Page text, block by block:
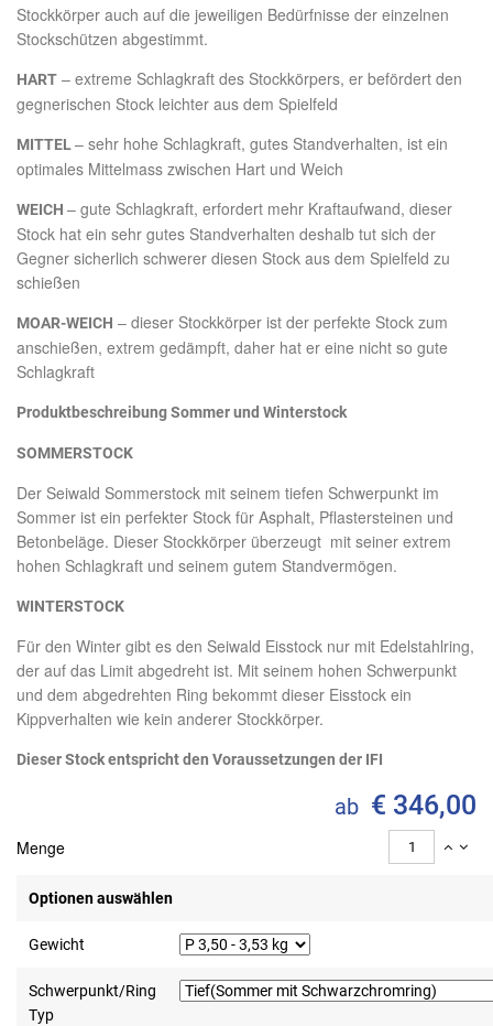
Stockkörper auch auf die jeweiligen Bedürfnisse der einzelnen
Stockschützen abgestimmt.
HART – extreme Schlagkraft des Stockkörpers, er befördert den
gegnerischen Stock leichter aus dem Spielfeld
MITTEL– sehr hohe Schlagkraft, gutes Standverhalten, ist ein
optimales Mittelmass zwischen Hart und Weich
WEICH – gute Schlagkraft, erfordert mehr Kraftaufwand, dieser
Stock hat ein sehr gutes Standverhalten deshalb tut sich der
Gegner sicherlich schwerer diesen Stock aus dem Spielfeld zu
schießen
MOAR-WEICH – dieser Stockkörper ist der perfekte Stock zum
anschießen, extrem gedämpft, daher hat er eine nicht so gute
Schlagkraft
Produktbeschreibung Sommer und Winterstock
SOMMERSTOCK
Der Seiwald Sommerstock mit seinem tiefen Schwerpunkt im
Sommer ist ein perfekter Stock für Asphalt, Pflastersteinen und
Betonbeläge. Dieser Stockkörper überzeugt mit seiner extrem
hohen Schlagkraft und seinem gutem Standvermögen.
WINTERSTOCK
Für den Winter gibt es den Seiwald Eisstock nur mit Edelstahlring,
der auf das Limit abgedreht ist. Mit seinem hohen Schwerpunkt
und dem abgedrehten Ring bekommt dieser Eisstock ein
Kippverhalten wie kein anderer Stockkörper.
Dieser Stock entspricht den Voraussetzungen der IFI
ab € 346,00
Menge
Optionen auswählen
Gewicht
Schwerpunkt/Ring
Typ